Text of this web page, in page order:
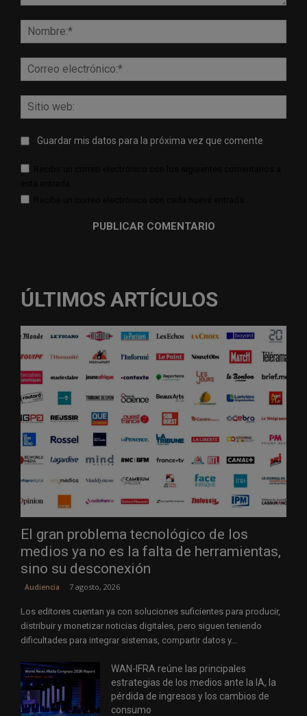
Guardar mis datos para la próxima vez que comente
ÚLTIMOS ARTÍCULOS
El gran problema tecnológico de los
medios ya no es la falta de herramientas,
sino su desconexión
Audiencia 7 agosto, 2026
Los editores cuentan ya con soluciones suficientes para producir,
distribuir y monetizar noticias digitales, pero siguen teniendo
dificultades para integrar sistemas, compartir datos y...
WAN-IFRA reúne las principales
estrategias de los medios ante la IA, la
pérdida de ingresos y los cambios de
consumo